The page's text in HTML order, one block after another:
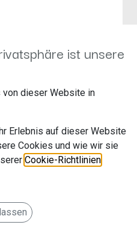
Versandkosten
ist unsere
von dieser Website in
Erlebnis auf dieser Website
Cookies und wie wir sie
Cookie-Richtlinien